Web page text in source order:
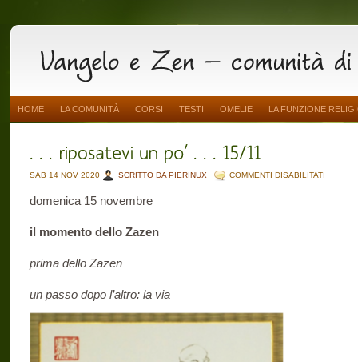
HOME LA COMUNITÀ CORSI TESTI OMELIE LA FUNZIONE
SAB 14 NOV 2020 SCRITTO DA PIERINUX COMMENTI DISABILITATI
domenica 15 novembre
il momento dello Zazen
prima dello Zazen
un passo dopo l’altro: la via